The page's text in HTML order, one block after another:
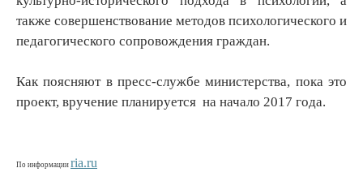
также совершенствование методов психологического и
педагогического сопровождения граждан.
Как поясняют в пресс-службе министерства, пока это
проект, вручение планируется на начало 2017 года.
По информации ria.ru